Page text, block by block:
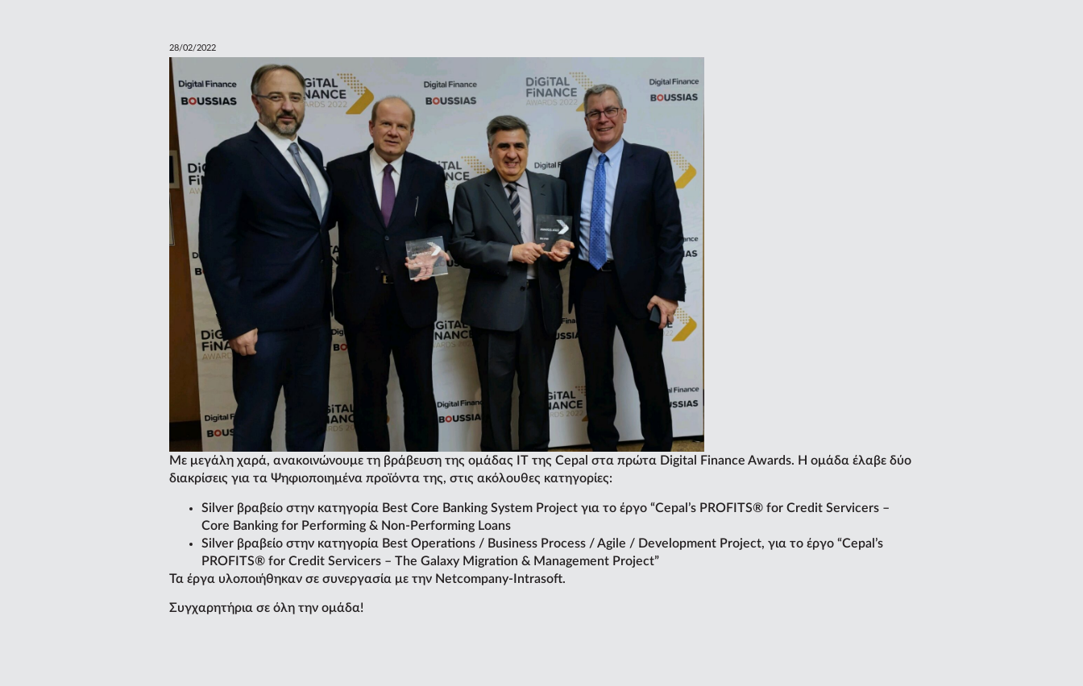
28/02/2022
Με μεγάλη χαρά, ανακοινώνουμε τη βράβευση της ομάδας IT της Cepal στα πρώτα Digital Finance Awards. Η ομάδα έλαβε δύο
διακρίσεις για τα Ψηφιοποιημένα προϊόντα της, στις ακόλουθες κατηγορίες:
Silver βραβείο στην κατηγορία Best Core Banking System Project για το έργο “Cepal’s PROFITS® for Credit Servicers –
Core Banking for Performing & Non-Performing Loans
Silver βραβείο στην κατηγορία Best Operations / Business Process / Agile / Development Project, για το έργο “Cepal’s
PROFITS® for Credit Servicers – The Galaxy Migration & Management Project”
Τα έργα υλοποιήθηκαν σε συνεργασία με την Netcompany-Intrasoft.
Συγχαρητήρια σε όλη την ομάδα!